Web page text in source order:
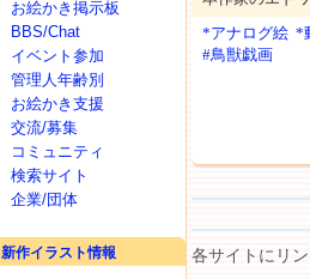
お絵かき掲示板
BBS/Chat
イベント参加
管理人年齢別
お絵かき支援
交流/募集
コミュニティ
検索サイト
企業/団体
新作イラスト情報
*アナログ絵 *
#鳥獣戯画
各サイトにリ